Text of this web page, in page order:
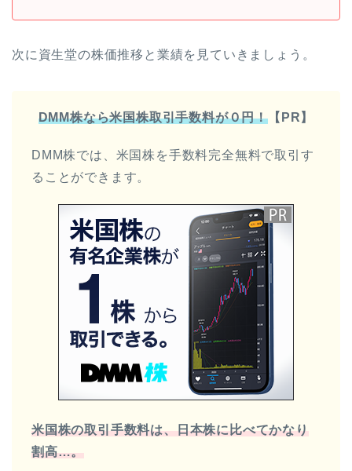
次に資生堂の株価推移と業績を見ていきましょう。
DMM株なら米国株取引手数料が０円！ 【PR】
DMM株では、米国株を手数料完全無料で取引す
ることができます。
米国株の取引手数料は、日本株に比べてかなり
割高…。